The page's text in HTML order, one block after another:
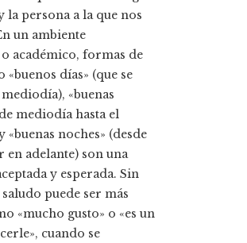
la persona a la que nos
un ambiente
académico, formas de
«buenos días» (que se
«buenas
mediodía hasta el
«buenas noches» (desde
en adelante) son una
y esperada. Sin
puede ser más
«mucho gusto» o «es un
cuando se